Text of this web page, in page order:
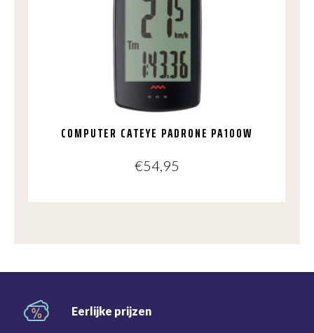
COMPUTER CATEYE PADRONE PA100W
€54,95
Eerlijke prijzen